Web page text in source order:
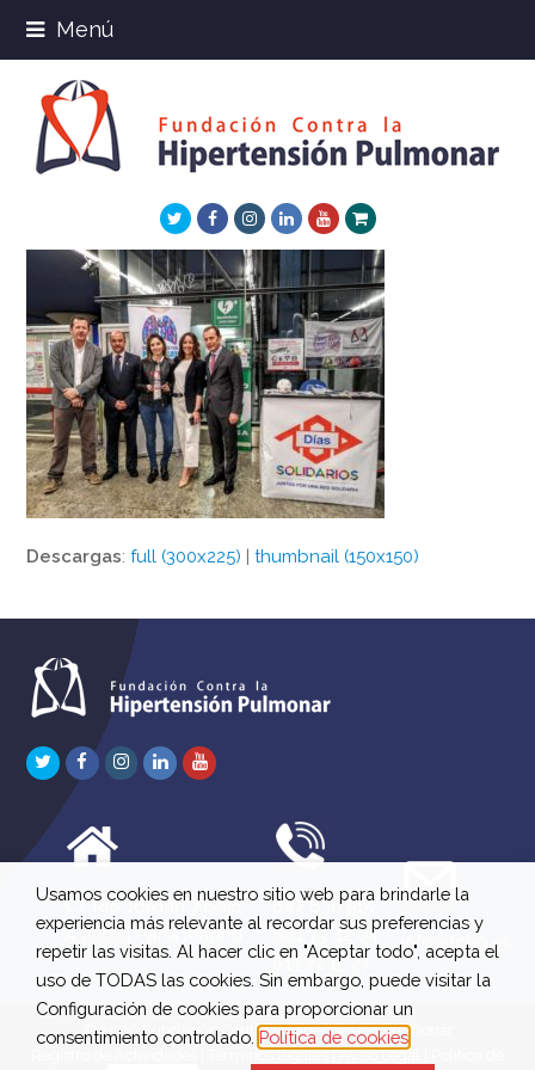
Menú
TwitterFacebookInstagram
LinkedInYoutube
Xing
Descargas:full (300x225) |thumbnail (150x150)
TwitterFacebook
Instagram
LinkedInYoutube
C/ Río Jordán 7 bajo
A 28981 Parla Madrid
647 630 515
661 73 42 04
613 22 15 27
info@fchp.es
© 2026 Fundación Contra la Hipertensión Pulmonar
Términos legales|Aviso Legal
Usamos cookies en nuestro sitio web para brindarle la
experiencia más relevante al recordar sus preferencias y
repetir las visitas. Al hacer clic en "Aceptar todo", acepta el
uso de TODAS las cookies. Sin embargo, puede visitar la
Configuración de cookies para proporcionar un
consentimiento controlado. Política de cookies